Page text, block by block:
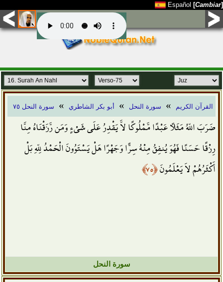
Español [Cambiar]
القرآن الكريم » سورة النحل » أبو بكر الشاطري » سورة النحل ٧٥
ضَرَبَ اللّهُ مَثَلاً عَبْدًا مَّمْلُوكًا لاَّ يَقْدِرُ عَلَى شَيْءٍ وَمَن رَّزَقْنَاهُ مِنَّا
رِزْقًا حَسَنًا فَهُوَ يُنفِقُ مِنْهُ سِرًّا وَجَهْرًا هَلْ يَسْتَوُونَ الْحَمْدُ لِلّهِ بَلْ
أَكْثَرُهُمْ لاَ يَعْلَمُونَ﴿٧٥﴾
سورة النحل